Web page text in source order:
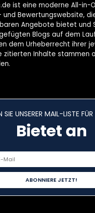
ist eine moderne All-in-
und Bewertungswebsite,
Angebote bietet und
Blogs auf dem
dem Urheberrecht ihrer
zitierten Inhalte stammen
SIE UNSERER MAIL-LISTE FÜR
Bietet an